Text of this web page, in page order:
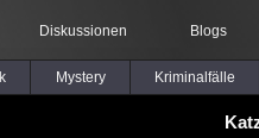
Diskussionen Blogs
Mystery Kriminalfälle